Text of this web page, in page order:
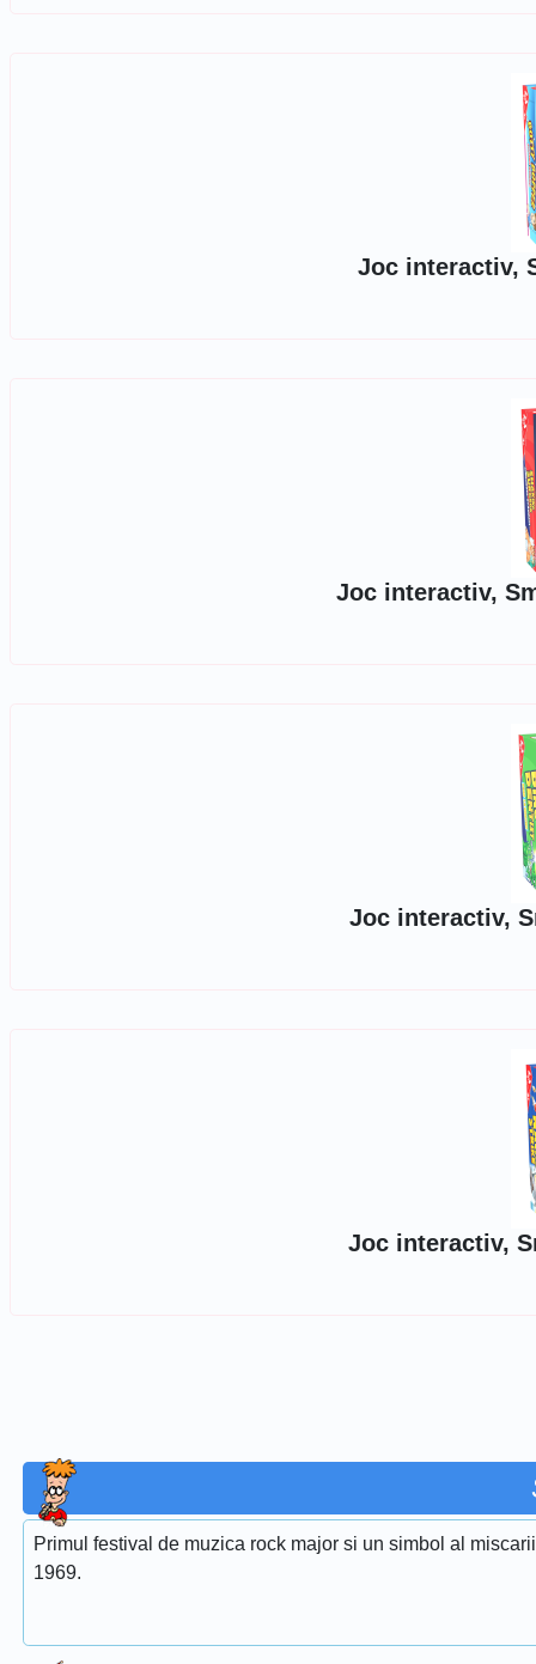
Joc interactiv,
Joc interactiv,
Joc interactiv,
Joc interactiv,
Primul festival de muzica rock major si un simbol al
1969.